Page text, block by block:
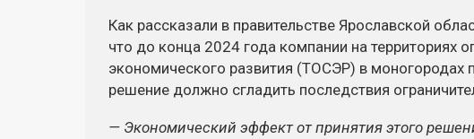
Как рассказали в правительстве Ярославской
что до конца 2024 года компании на территориях
экономического развития (ТОСЭР) в моногородах
решение должно сгладить последствия
— Экономический эффект от принятия этого